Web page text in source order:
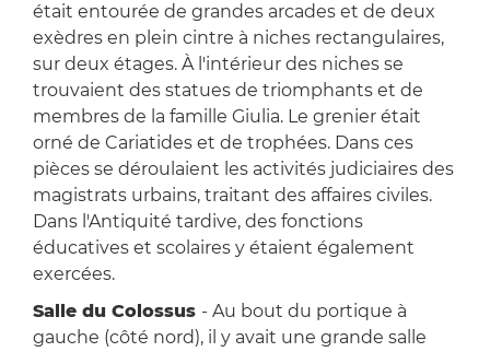
était entourée de grandes arcades et de deux
exèdres en plein cintre à niches rectangulaires,
sur deux étages. À l'intérieur des niches se
trouvaient des statues de triomphants et de
membres de la famille Giulia. Le grenier était
orné de Cariatides et de trophées. Dans ces
pièces se déroulaient les activités judiciaires des
magistrats urbains, traitant des affaires civiles.
Dans l'Antiquité tardive, des fonctions
éducatives et scolaires y étaient également
exercées.
Salle du Colossus - Au bout du portique à
gauche (côté nord), il y avait une grande salle